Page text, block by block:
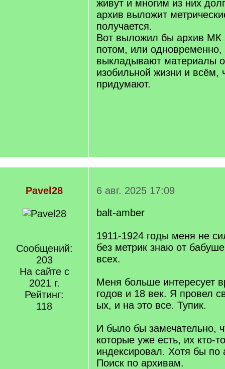
живут и многим из них
архив выложит
получается.
Вот выложил бы архив МК
потом, или одновременно,
выкладывают материалы
изобильной жизни и всём,
придумают.
Pavel28
Сообщений:
203
На сайте с
2021 г.
Рейтинг:
118
6 авг. 2025 17:09
balt-amber
1911-1924 годы меня не
без метрик знаю от
всех.
Меня больше интересует
годов и 18 век. Я провел
ых, и на это все. Тупик.
И было бы замечательно,
которые уже есть, их кто-
индексировал. Хотя бы по
Поиск по архивам.